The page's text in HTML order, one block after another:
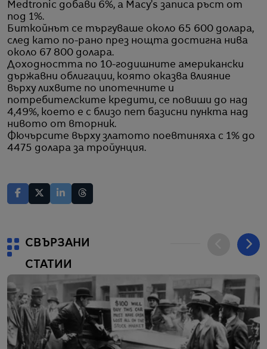
Medtronic добави 6%, а Macy’s записа ръст от
под 1%.
Биткойнът се търгуваше около 65 600 долара,
след като по-рано през нощта достигна нива
около 67 800 долара.
Доходността по 10-годишните американски
държавни облигации, която оказва влияние
върху лихвите по ипотечните и
потребителските кредити, се повиши до над
4,49%, което е с близо пет базисни пункта над
нивото от вторник.
Фючърсите върху златото поевтиняха с 1% до
4475 долара за тройунция.
СВЪРЗАНИ
СТАТИИ